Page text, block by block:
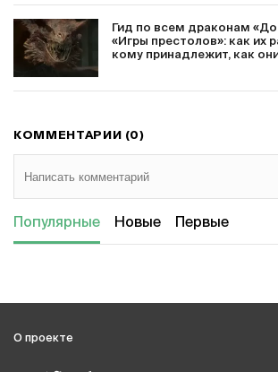
Гид по всем драконам
«Игры престолов»: как их
кому принадлежит, как
КОММЕНТАРИИ (0)
Популярные Новые Первые
О проекте